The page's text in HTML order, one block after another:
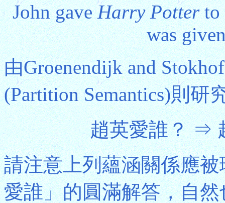
John gaveHarry Potterto
was
由Groenendijk and
(Partition Semantics)則
趙英愛誰？ ⇒
請注意上列蘊涵關係應
愛誰」的圓滿解答，自